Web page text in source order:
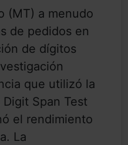
(MT) a menudo
de pedidos en
de dígitos
que utilizó la
Span Test
el rendimiento
La